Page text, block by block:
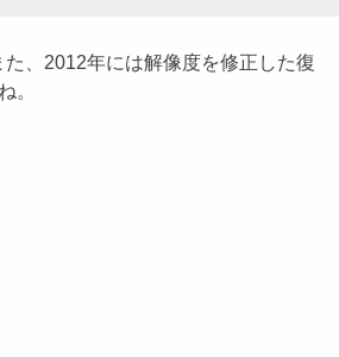
、2012年には解像度を修正した復
。